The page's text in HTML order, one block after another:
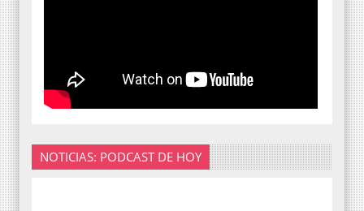
NOTICIAS: PODCAST DE HOY